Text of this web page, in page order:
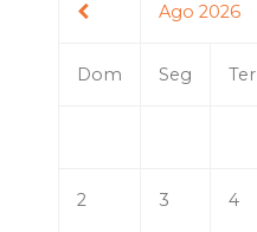
Ago 2026
Dom Seg Ter
2 3 4